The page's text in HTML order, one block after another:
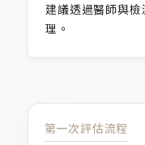
建議透過醫師與
理。
第一次評估流程